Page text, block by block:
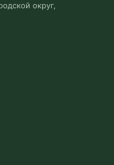
округ,